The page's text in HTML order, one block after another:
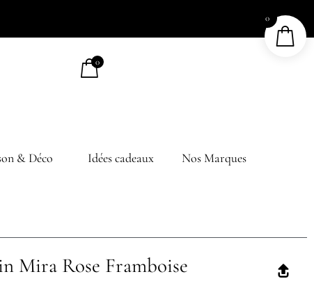
0
& Déco Idées cadeaux Nos Marques
Mira Rose Framboise
0